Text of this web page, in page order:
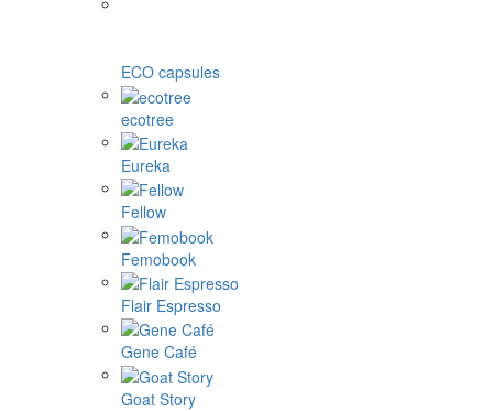
ECO capsules
ecotree
Eureka
Fellow
Femobook
Flair Espresso
Gene Café
Goat Story